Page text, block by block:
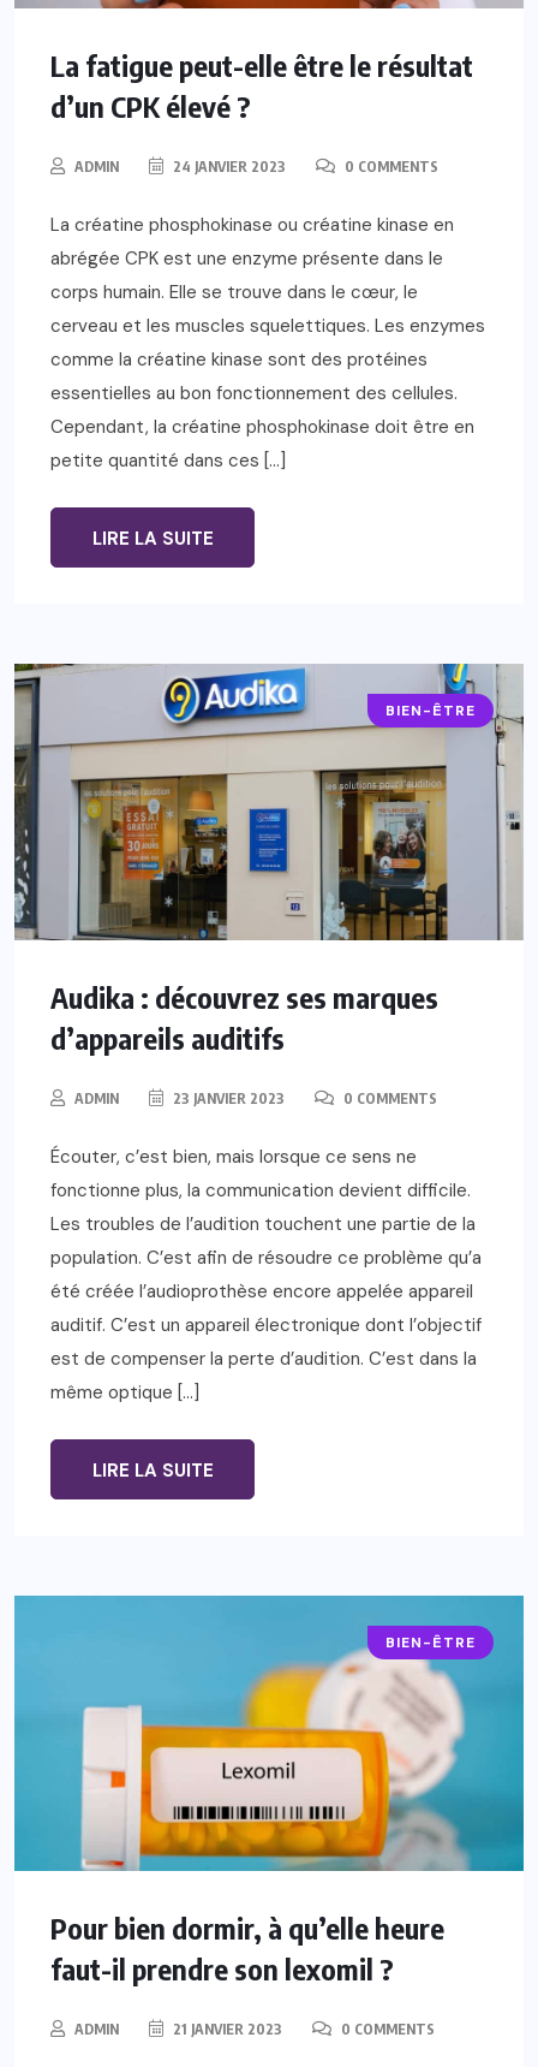
La fatigue peut-elle être le résultat
d’un CPK élevé ?
ADMIN 24 JANVIER 2023 0 COMMENTS
La créatine phosphokinase ou créatine kinase en
abrégée CPK est une enzyme présente dans le
corps humain. Elle se trouve dans le cœur, le
cerveau et les muscles squelettiques. Les enzymes
comme la créatine kinase sont des protéines
essentielles au bon fonctionnement des cellules.
Cependant, la créatine phosphokinase doit être en
petite quantité dans ces […]
LIRE LA SUITE
BIEN-ÊTRE
Audika : découvrez ses marques
d’appareils auditifs
ADMIN 23 JANVIER 2023 0 COMMENTS
Écouter, c’est bien, mais lorsque ce sens ne
fonctionne plus, la communication devient difficile.
Les troubles de l’audition touchent une partie de la
population. C’est afin de résoudre ce problème qu’a
été créée l’audioprothèse encore appelée appareil
auditif. C’est un appareil électronique dont l’objectif
est de compenser la perte d’audition. C’est dans la
même optique […]
LIRE LA SUITE
BIEN-ÊTRE
Pour bien dormir, à qu’elle heure
faut-il prendre son lexomil ?
ADMIN 21 JANVIER 2023 0 COMMENTS